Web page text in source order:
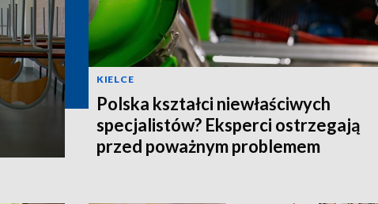
KIELCE
Polska kształci niewłaściwych
specjalistów? Eksperci ostrzegają
przed poważnym problemem